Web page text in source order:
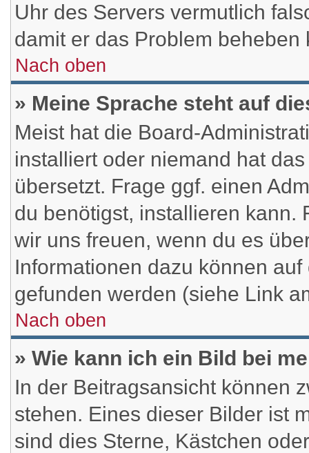
Uhr des Servers vermutlich
damit er das Problem beheben
Nach oben
» Meine Sprache steht auf
Meist hat die Board-
installiert oder niemand hat
übersetzt. Frage ggf. einen
du benötigst, installieren kann.
wir uns freuen, wenn du es
Informationen dazu können
gefunden werden (siehe Link
Nach oben
» Wie kann ich ein Bild bei
In der Beitragsansicht können
stehen. Eines dieser Bilder ist
sind dies Sterne, Kästchen